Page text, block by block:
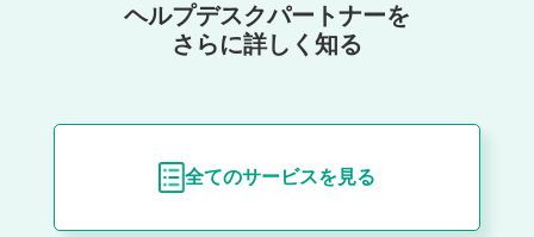
ヘルプデスクパートナーを
さらに詳しく知る
全てのサービスを見る